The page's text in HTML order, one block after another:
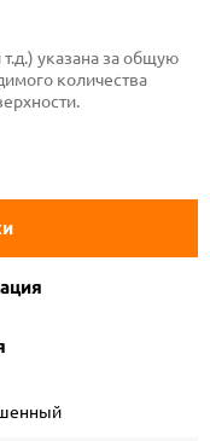
указана за общую
количества